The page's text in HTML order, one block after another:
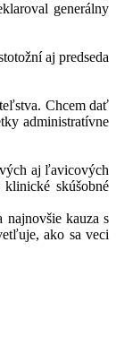
generálny
aj predseda
Chcem dať
administratívne
aj ľavicových
skúšobné
kauza s
ako sa veci